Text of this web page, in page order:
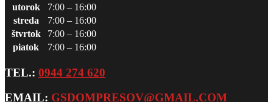
utorok
7:00 – 16:00
streda
7:00 – 16:00
štvrtok
7:00 – 16:00
piatok
7:00 – 16:00
TEL.: 0944 274 620
EMAIL: GSDOMPRESOV@GMAIL.COM